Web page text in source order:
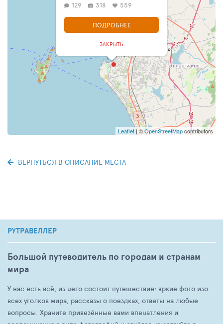
129
318 559
ПОДРОБНЕЕ
ЗАКРЫТЬ
Leaflet | ©OpenStreetMapcontributors
ВЕРНУТЬСЯ В ОПИСАНИЕ МЕСТА
РУТРАВЕЛЛЕР
Большой путеводитель по городам и странам
мира
У нас есть всё, из чего состоит путешествие: яркие фото изо
всех уголков мира, рассказы о поездках, ответы на любые
вопросы. Храните привезённые вами впечатления и